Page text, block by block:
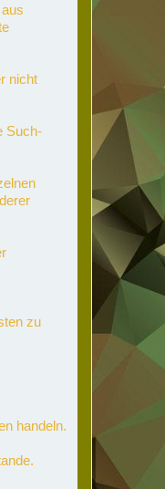
nicht
Such-
zu
handeln.